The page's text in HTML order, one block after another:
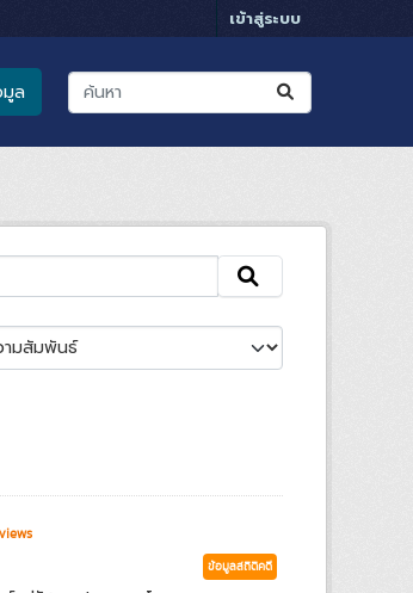
เข้าสู่ระบบ
มูล
ข้อมูลสถิติคดี